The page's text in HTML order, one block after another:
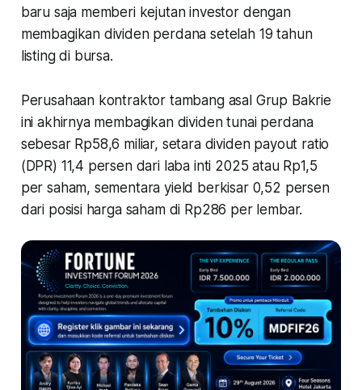
baru saja memberi kejutan investor dengan
membagikan dividen perdana setelah 19 tahun
listing di bursa.
Perusahaan kontraktor tambang asal Grup Bakrie
ini akhirnya membagikan dividen tunai perdana
sebesar Rp58,6 miliar, setara dividen payout ratio
(DPR) 11,4 persen dari laba inti 2025 atau Rp1,5
per saham, sementara yield berkisar 0,52 persen
dari posisi harga saham di Rp286 per lembar.